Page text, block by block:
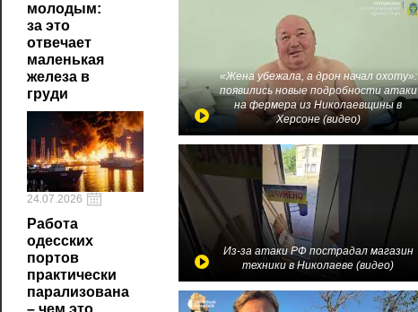
молодым:
за это
отвечает
маленькая
железа в
груди
24.07.2026
Работа
одесских
портов
практически
парализована
– чем это
«Жена убежала, а дрон начал охоту»:
появились новые подробности атаки
на фермера из Николаевщины в
Херсоне (видео)
Из-за атаки РФ пострадал магазин
техники в Николаеве (видео)